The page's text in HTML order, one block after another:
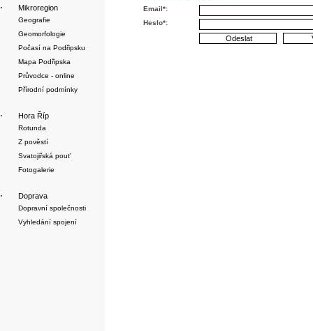
· Mikroregion
Geografie
Geomorfologie
Počasí na Podřipsku
Mapa Podřipska
Průvodce - online
Přírodní podmínky
· Hora Říp
Rotunda
Z pověstí
Svatojiřská pouť
Fotogalerie
· Doprava
Dopravní společnosti
Vyhledání spojení
Email*:
Heslo*: